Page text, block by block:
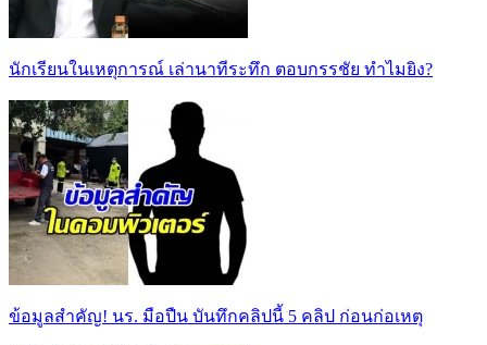
นักเรียนในเหตุการณ์ เล่านาทีระทึก ตอบกรรชัย ทำไมยิง?
ข้อมูลสำคัญ! นร. มือปืน บันทึกคลิปนี้ 5 คลิป ก่อนก่อเหตุ